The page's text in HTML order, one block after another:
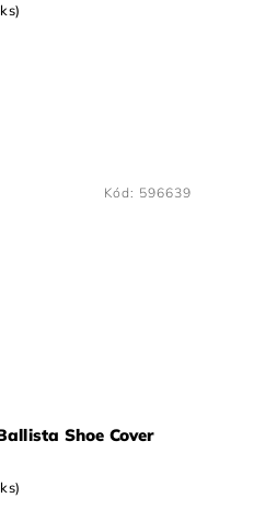
Shoe Cover
Kód: 596639